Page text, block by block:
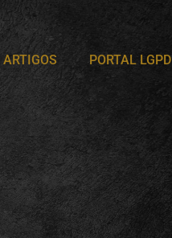
ARTIGOS PORTAL LGPD